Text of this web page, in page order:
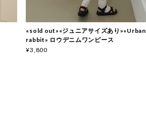
«sold out»«ジュニアサイズあり»«Urban
rabbit» ロウデニムワンピース
¥3,800